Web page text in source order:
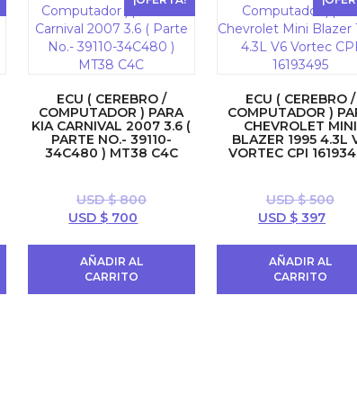
ECU ( CEREBRO /
COMPUTADOR ) PARA
KIA CARNIVAL 2007 3.6 (
PARTE NO.- 39110-
34C480 ) MT38 C4C
USD $800
El
original
era:
USD $ 700
es:
AÑADIR AL
CARRITO
ECU ( CEREBRO /
COMPUTADOR )
CHEVROLET MINI
BLAZER 1995 4.3L
VORTEC CPI
USD $500
El
original
era:
USD $ 397El
es:
AÑADIR AL
CARRITO